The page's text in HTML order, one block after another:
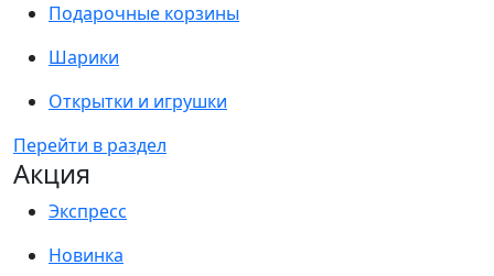
Подарочные корзины
Шарики
Открытки и игрушки
Перейти в раздел
Акция
Экспресс
Новинка